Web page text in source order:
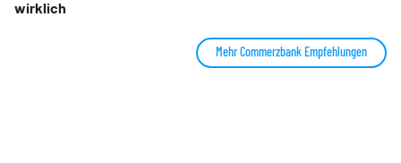
wirklich
Mehr Commerzbank Empfehlungen